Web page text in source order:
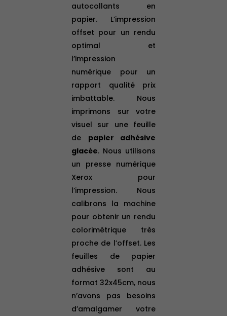
autocollants en
papier. L’impression
offset pour un rendu
optimal et
l’impression
numérique pour un
rapport qualité prix
imbattable. Nous
imprimons sur votre
visuel sur une feuille
de papier adhésive
glacée. Nous utilisons
un presse numérique
Xerox pour
l’impression. Nous
calibrons la machine
pour obtenir un rendu
colorimétrique très
proche de l’offset. Les
feuilles de papier
adhésive sont au
format 32x45cm, nous
n’avons pas besoins
d’amalgamer votre